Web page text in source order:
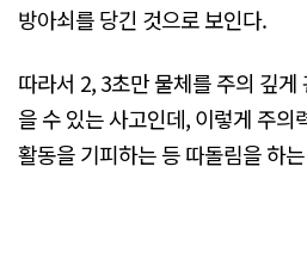
방아쇠를 당긴 것으로 보인다.
따라서 2, 3초만 물체를 주의 깊
을 수 있는 사고인데, 이렇게 주의
활동을 기피하는 등 따돌림을 하